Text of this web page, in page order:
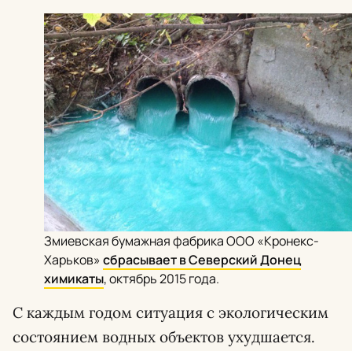
Змиевская бумажная фабрика ООО «Кронекс-
Харьков»сбрасывает в Северский Донец
химикаты, октябрь 2015 года.
С каждым годом ситуация с экологическим
состоянием водных объектов ухудшается.